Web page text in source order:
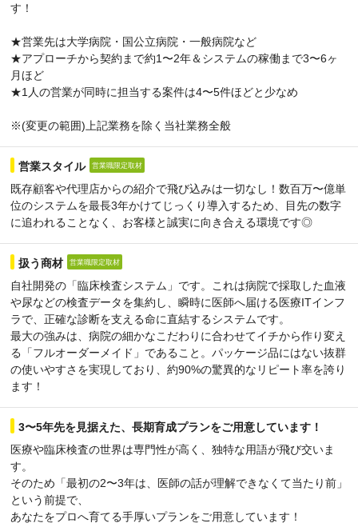
す！
★営業先は大学病院・国公立病院・一般病院など
★アプローチから契約まで約1〜2年＆システムの稼働まで3〜6ヶ
月ほど
★1人の営業が同時に担当する案件は4〜5件ほどと少なめ
※(変更の範囲)上記業務を除く当社業務全般
営業スタイル 営業職限定取材
既存顧客や代理店からの紹介で飛び込みは一切なし！数百万〜億単
位のシステムを最長3年かけてじっくり導入するため、目先の数字
に追われることなく、お客様と誠実に向き合える環境です◎
扱う商材 営業職限定取材
自社開発の「臨床検査システム」です。これは病院で採取した血液
や尿などの検査データを集約し、瞬時に医師へ届ける医療ITインフ
ラで、正確な診断を支える命に直結するシステムです。
最大の強みは、病院の細かなこだわりに合わせてイチから作り変え
る「フルオーダーメイド」であること。パッケージ品にはない抜群
の使いやすさを実現しており、約90%の驚異的なリピート率を誇り
ます！
3〜5年先を見据えた、長期育成プランをご用意しています！
医療や臨床検査の世界は専門性が高く、独特な用語が飛び交いま
す。
そのため「最初の2〜3年は、医師の話が理解できなくて当たり前」
という前提で、
あなたをプロへ育てる手厚いプランをご用意しています！